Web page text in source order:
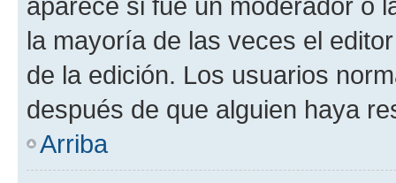
la mayoría de las veces el
de la edición. Los usuarios
después de que alguien haya
Arriba